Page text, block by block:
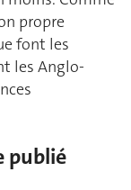
propre
font les
les Anglo-
publié